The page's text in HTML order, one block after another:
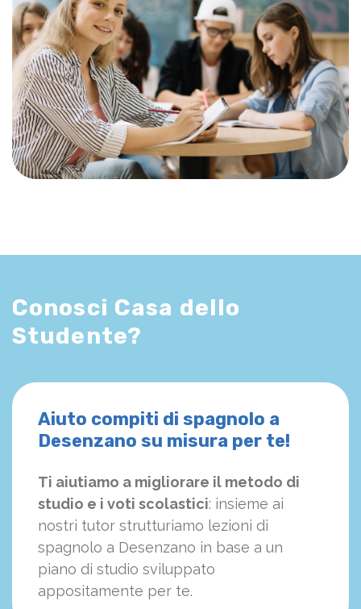
Conosci Casa dello
Studente?
Aiuto compiti di spagnolo a
Desenzano su misura per te!
Ti aiutiamo a migliorare il metodo di
studio e i voti scolastici: insieme ai
nostri tutor strutturiamo lezioni di
spagnolo a Desenzano in base a un
piano di studio sviluppato
appositamente per te.